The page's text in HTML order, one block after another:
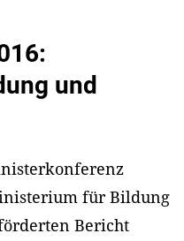
und
für Bildung
Bericht